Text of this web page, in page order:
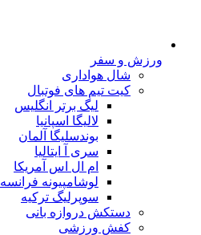
ورزش و سفر
شال هواداری
کیت تیم های فوتبال
لیگ برتر انگلیس
لالیگا اسپانیا
بوندسلیگا آلمان
سری آ ایتالیا
ام ال اس آمریکا
لوشامپیونه فرانسه
سوپرلیگ ترکیه
دستکش دروازه بانی
کفش ورزشی